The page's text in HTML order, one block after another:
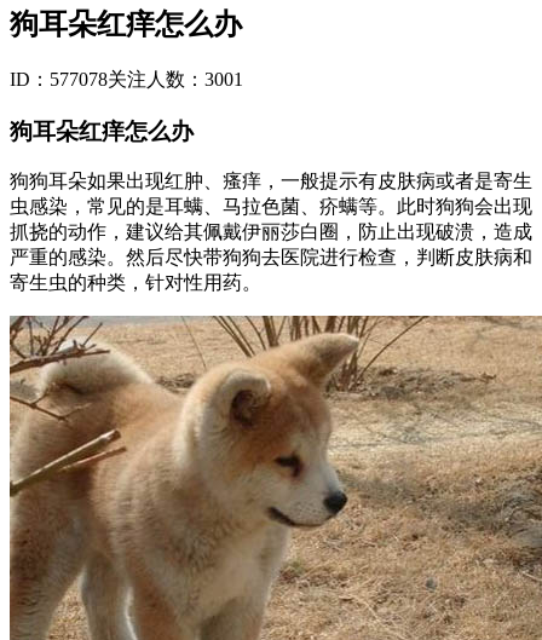
狗耳朵红痒怎么办
ID：577078关注人数：3001
狗耳朵红痒怎么办
狗狗耳朵如果出现红肿、瘙痒，一般提示有皮肤病或者是寄生
虫感染，常见的是耳螨、马拉色菌、疥螨等。此时狗狗会出现
抓挠的动作，建议给其佩戴伊丽莎白圈，防止出现破溃，造成
严重的感染。然后尽快带狗狗去医院进行检查，判断皮肤病和
寄生虫的种类，针对性用药。